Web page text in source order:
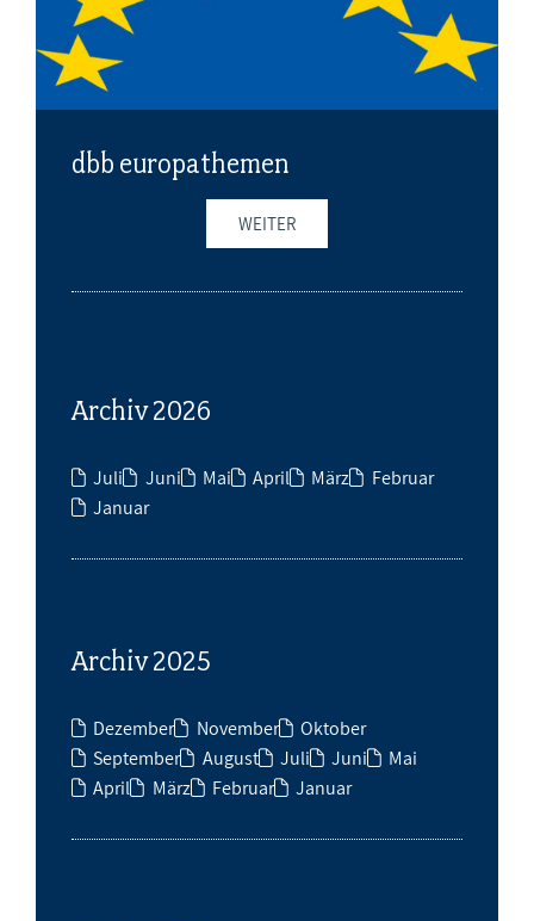
dbb europathemen
WEITER
Archiv 2026
Juli Juni Mai April März
Februar
Januar
Archiv 2025
Dezember November
Oktober
September
August Juli Juni
Mai
April
März Februar Januar